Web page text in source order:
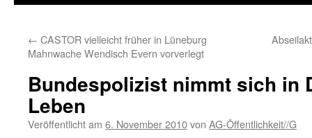
← CASTOR vielleicht früher in Lüneburg
Mahnwache Wendisch Evern vorverlegt
Bundespolizist nimmt sich in
Leben
Veröffentlicht am 6. November 2010von AG-Öffentlichkeit//G